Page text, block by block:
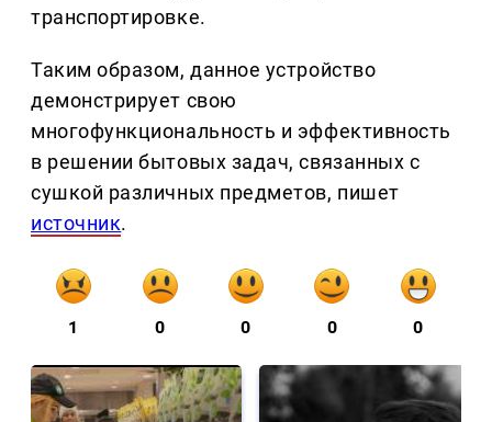
транспортировке.
Таким образом, данное устройство
демонстрирует свою
многофункциональность и эффективность
в решении бытовых задач, связанных с
сушкой различных предметов, пишет
источник.
1 0 0 0 0